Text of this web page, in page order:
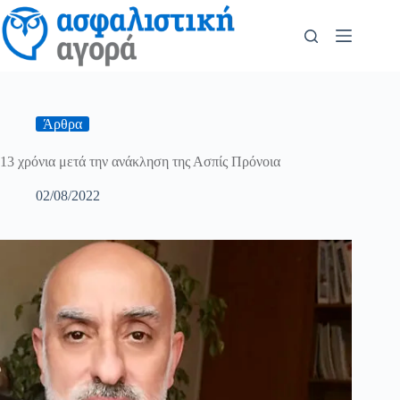
Άρθρα
13 χρόνια μετά την ανάκληση της Ασπίς Πρόνοια
02/08/2022